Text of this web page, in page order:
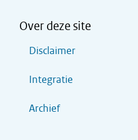
Over deze site
Disclaimer
Integratie
Archief